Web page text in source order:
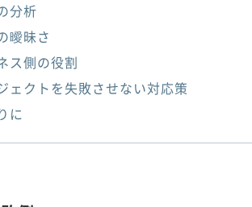
分析
曖昧さ
ス側の役割
ェクトを失敗させない対応策
に